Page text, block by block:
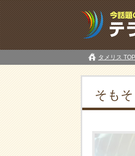
タメリス TOP
そも